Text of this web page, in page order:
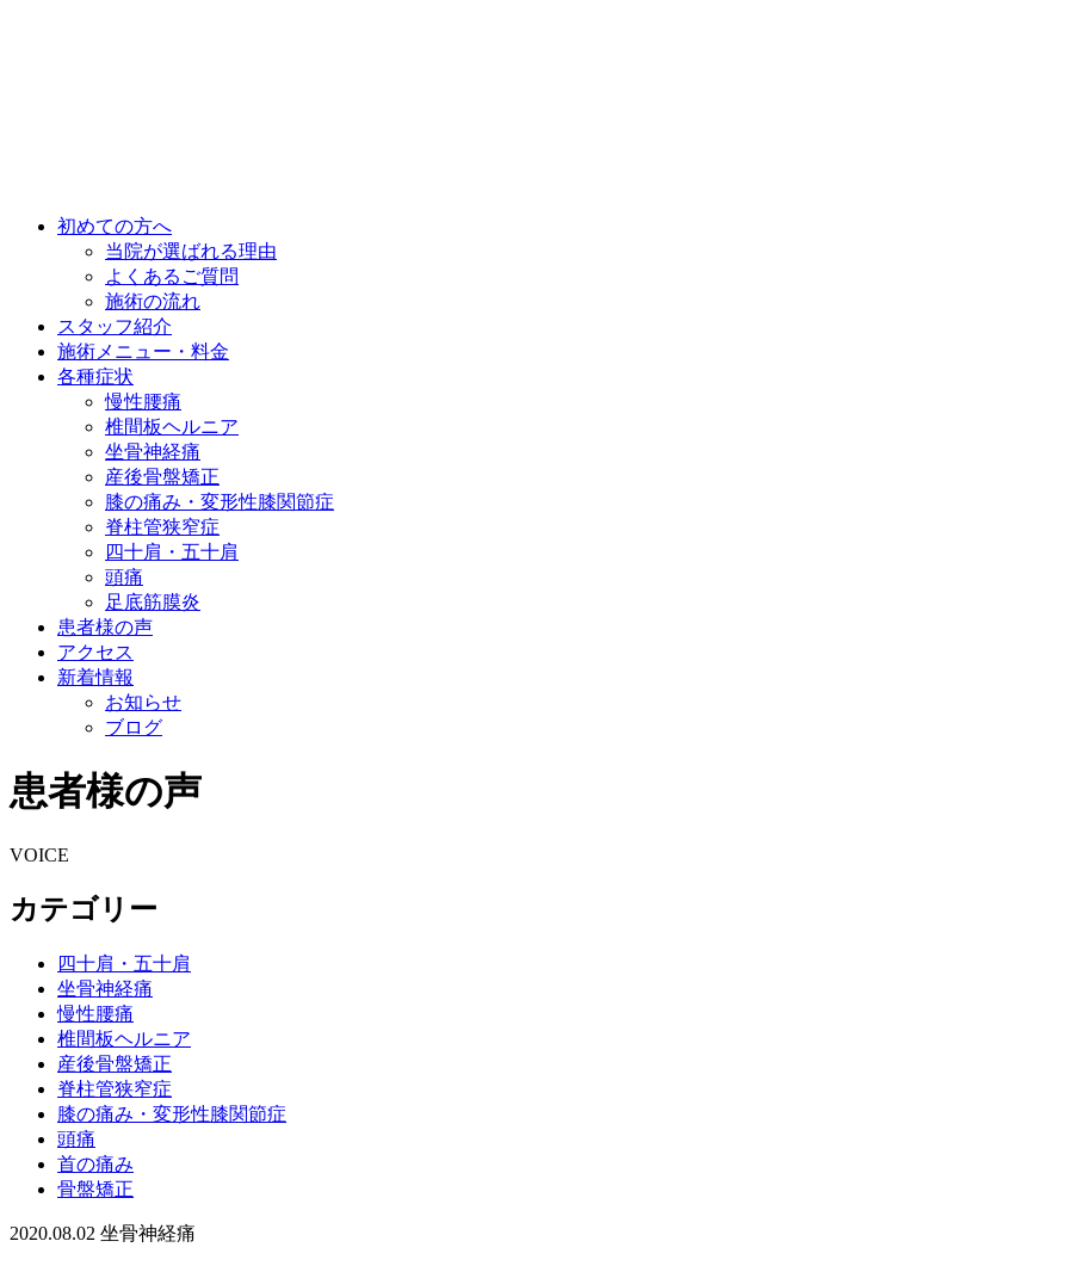
初めての方へ
当院が選ばれる理由
よくあるご質問
施術の流れ
スタッフ紹介
施術メニュー・料金
各種症状
慢性腰痛
椎間板ヘルニア
坐骨神経痛
産後骨盤矯正
膝の痛み・変形性膝関節症
脊柱管狭窄症
四十肩・五十肩
頭痛
足底筋膜炎
患者様の声
アクセス
新着情報
お知らせ
ブログ
患者様の声
VOICE
カテゴリー
四十肩・五十肩
坐骨神経痛
慢性腰痛
椎間板ヘルニア
産後骨盤矯正
脊柱管狭窄症
膝の痛み・変形性膝関節症
頭痛
首の痛み
骨盤矯正
2020.08.02 坐骨神経痛